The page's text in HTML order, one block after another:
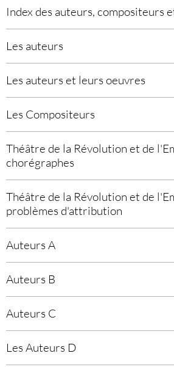
Index des auteurs, compositeurs
Les auteurs
Les auteurs et leurs oeuvres
Les Compositeurs
Théâtre de la Révolution et de
chorégraphes
Théâtre de la Révolution et de
problèmes d'attribution
Auteurs A
Auteurs B
Auteurs C
Les Auteurs D